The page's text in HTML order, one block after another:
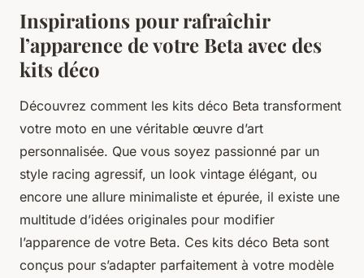
Inspirations pour rafraîchir
l’apparence de votre Beta avec des
kits déco
Découvrez comment les kits déco Beta transforment
votre moto en une véritable œuvre d’art
personnalisée. Que vous soyez passionné par un
style racing agressif, un look vintage élégant, ou
encore une allure minimaliste et épurée, il existe une
multitude d’idées originales pour modifier
l’apparence de votre Beta. Ces kits déco Beta sont
conçus pour s’adapter parfaitement à votre modèle